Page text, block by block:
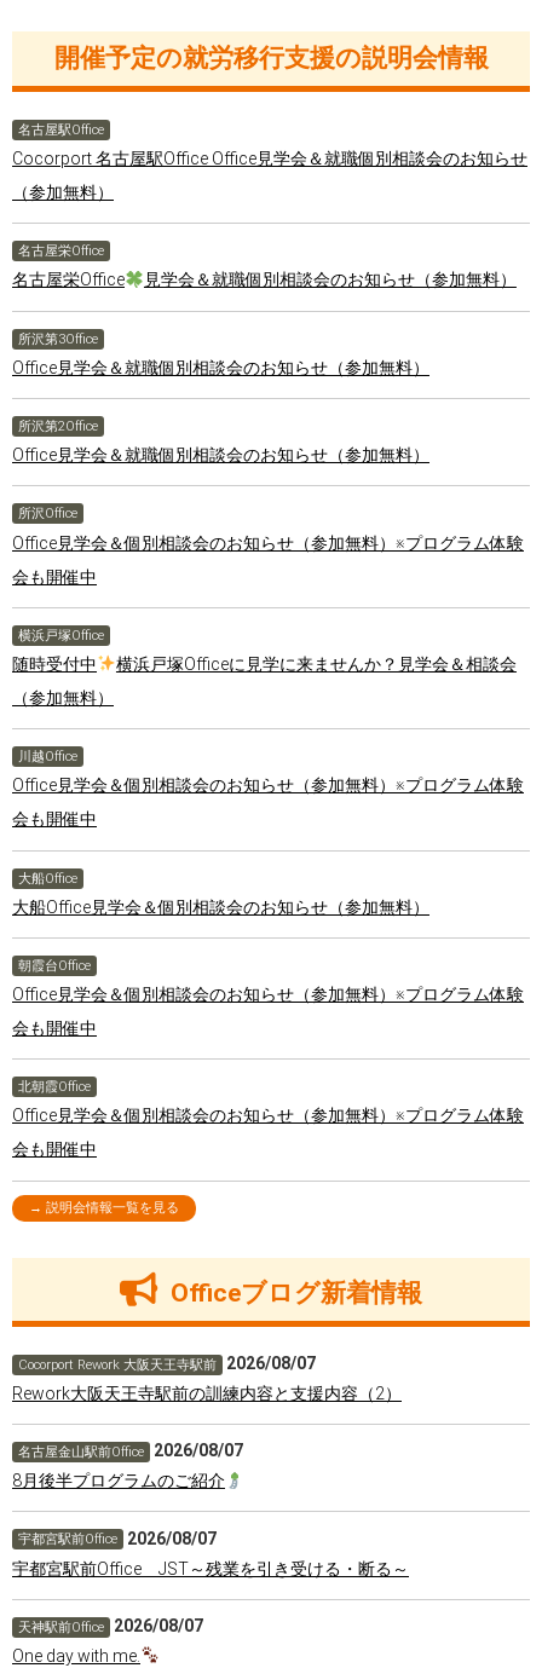
開催予定の就労移行支援の説明会情報
名古屋駅Office
Cocorport 名古屋駅Office Office見学会＆就職個別相談会のお知らせ
（参加無料）
名古屋栄Office
名古屋栄Office 見学会＆就職個別相談会のお知らせ（参加無料）
所沢第3Office
Office見学会＆就職個別相談会のお知らせ（参加無料）
所沢第2Office
Office見学会＆就職個別相談会のお知らせ（参加無料）
所沢Office
Office見学会＆個別相談会のお知らせ（参加無料）※プログラム体験
会も開催中
横浜戸塚Office
随時受付中
横浜戸塚Officeに見学に来ませんか？見学会＆相談会
（参加無料）
川越Office
Office見学会＆個別相談会のお知らせ（参加無料）※プログラム体験
会も開催中
大船Office
大船Office見学会＆個別相談会のお知らせ（参加無料）
朝霞台Office
Office見学会＆個別相談会のお知らせ（参加無料）※プログラム体験
会も開催中
北朝霞Office
Office見学会＆個別相談会のお知らせ（参加無料）※プログラム体験
会も開催中
→ 説明会情報一覧を見る
Officeブログ新着情報
Cocorport Rework 大阪天王寺駅前
2026/08/07
Rework大阪天王寺駅前の訓練内容と支援内容（2）
名古屋金山駅前Office
2026/08/07
8月後半プログラムのご紹介
宇都宮駅前Office
2026/08/07
宇都宮駅前Office JST～残業を引き受ける・断る～
天神駅前Office
2026/08/07
One day with me.